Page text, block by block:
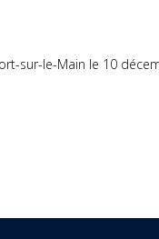
sur-le-Main le 10